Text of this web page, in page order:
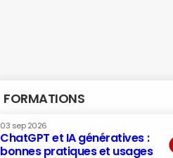
FORMATIONS
03 sep 2026
ChatGPT et IA génératives :
bonnes pratiques et usages